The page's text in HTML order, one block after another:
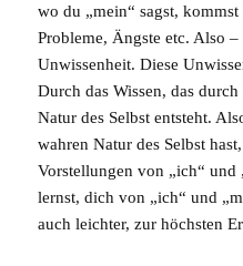
wo du „mein“ sagst,
Probleme, Ängste etc. Also
Unwissenheit. Diese
Durch das Wissen, das
Natur des Selbst entsteht.
wahren Natur des Selbst
Vorstellungen von „ich“
lernst, dich von „ich“ und
auch leichter, zur höchsten